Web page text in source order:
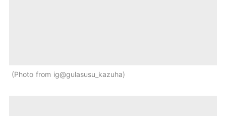
Photo from ig@gulasusu_kazuha